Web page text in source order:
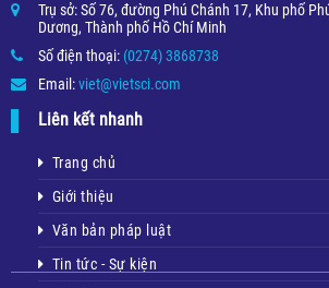
Trụ sở: Số 76, đường Phú Chánh 17, Khu phố
Dương, Thành phố Hồ Chí Minh
Số điện thoại: (0274) 3868738
Email:viet@vietsci.com
Liên kết nhanh
Trang chủ
Giới thiệu
Văn bản pháp luật
Tin tức - Sự kiện